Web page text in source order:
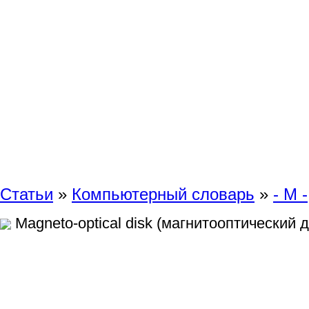
Статьи » Компьютерный словарь » - M -
Magneto-optical disk (магнитооптический